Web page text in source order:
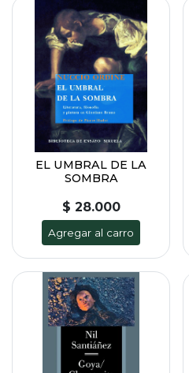
EL UMBRAL DE LA
SOMBRA
$ 28.000
Agregar al carro